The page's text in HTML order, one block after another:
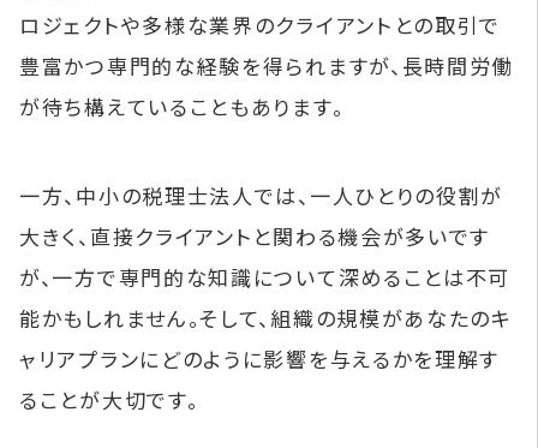
ロジェクトや多様な業界のクライアントとの取引で
豊富かつ専門的な経験を得られますが、長時間労働
が待ち構えていることもあります。
一方、中小の税理士法人では、一人ひとりの役割が
大きく、直接クライアントと関わる機会が多いです
が、一方で専門的な知識について深めることは不可
能かもしれません。そして、組織の規模があなたのキ
ャリアプランにどのように影響を与えるかを理解す
ることが大切です。